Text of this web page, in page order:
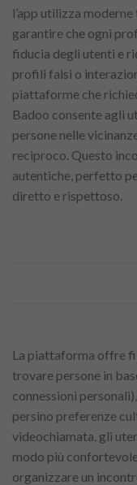
l’app utilizza
garantire che ogni
fiducia degli utenti e
profili falsi o
piattaforme che
Badoo consente agli
persone nelle
reciproco. Questo
autentiche, perfetto
diretto e rispettoso.
La piattaforma offre
trovare persone in
connessioni
persino preferenze
videochiamata, gli
modo più
organizzare un